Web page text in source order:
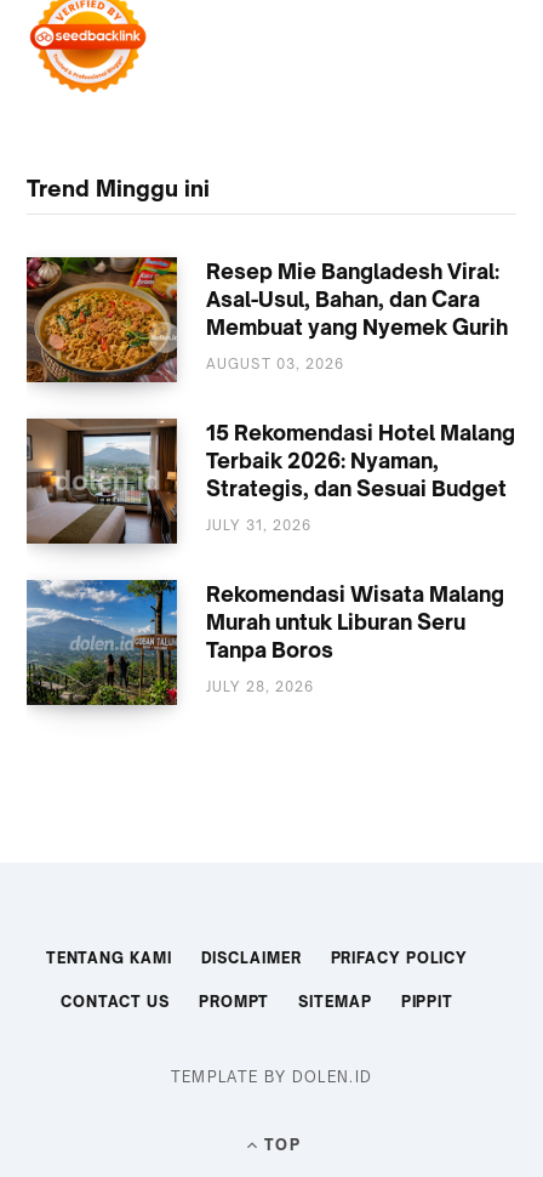
Trend Minggu ini
Resep Mie Bangladesh Viral:
Asal-Usul, Bahan, dan Cara
Membuat yang Nyemek Gurih
AUGUST 03, 2026
AKOMODASI
15 Rekomendasi Hotel Malang
Terbaik 2026: Nyaman,
Strategis, dan Sesuai Budget
JULY 31, 2026
Rekomendasi Wisata Malang
Murah untuk Liburan Seru
Tanpa Boros
JULY 28, 2026
TENTANG KAMI DISCLAIMER PRIFACY POLICY
CONTACT US PROMPT SITEMAP PIPPIT
TEMPLATE BY DOLEN.ID
TOP